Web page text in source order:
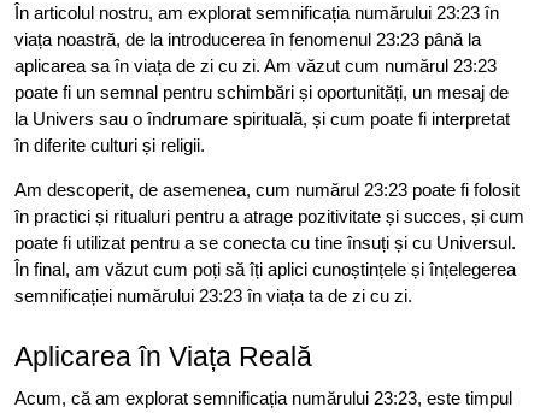
În articolul nostru, am explorat semnificația numărului 23:23 în
viața noastră, de la introducerea în fenomenul 23:23 până la
aplicarea sa în viața de zi cu zi. Am văzut cum numărul 23:23
poate fi un semnal pentru schimbări și oportunități, un mesaj de
la Univers sau o îndrumare spirituală, și cum poate fi interpretat
în diferite culturi și religii.
Am descoperit, de asemenea, cum numărul 23:23 poate fi folosit
în practici și ritualuri pentru a atrage pozitivitate și succes, și cum
poate fi utilizat pentru a se conecta cu tine însuți și cu Universul.
În final, am văzut cum poți să îți aplici cunoștințele și înțelegerea
semnificației numărului 23:23 în viața ta de zi cu zi.
Aplicarea în Viața Reală
Acum, că am explorat semnificația numărului 23:23, este timpul